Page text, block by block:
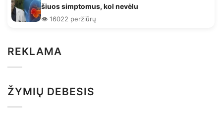
šiuos simptomus, kol nevėlu
👁️ 16022 peržiūrų
REKLAMA
ŽYMIŲ DEBESIS